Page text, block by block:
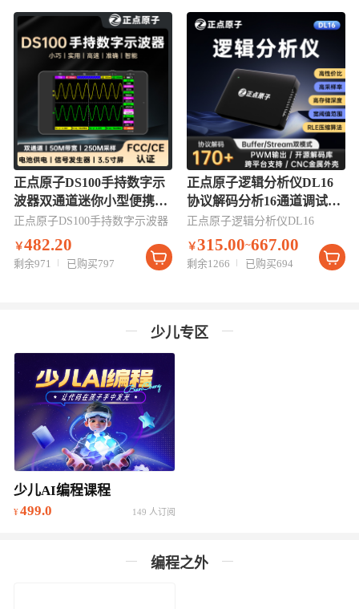
正点原子DS100手持数字示
波器双通道迷你小型便携式
信号发生器50M
正点原子DS100手持数字示波器
￥482.20
剩余971 已购买797
正点原子逻辑分析仪DL16
协议解码分析16通道调试助
手解析利器
正点原子逻辑分析仪DL16
￥315.00~667.00
剩余1266 已购买694
少儿专区
少儿AI编程课程
499.0
149 人订阅
编程之外